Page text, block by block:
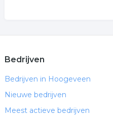
Bedrijven
Bedrijven in Hoogeveen
Nieuwe bedrijven
Meest actieve bedrijven